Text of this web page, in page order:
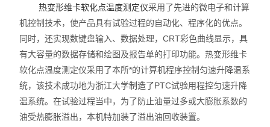
三坐标测量机
光学类仪器
环境试验箱
材料试验机
热变形维卡软化点温度测定仪采用了先进的微电子和计算
机控制技术，使产品具有试验过程的自动化、程序化的优点。
同时，还实现数键盘输入、数据处理，CRT彩色曲线显示，具
有大容量的数据存储和绘图及报告单的打印功能。热变形维卡
软化点温度测定仪采用了本所*的计算机程序控制匀速升降温系
统，该技术成功地为浙江大学制造了PTC试验用程控匀速升降
温系统。在试验过程当中，为了防止油量过多或大膨胀系数的
油受热膨胀溢出，本机特加装了溢出油回收装置。